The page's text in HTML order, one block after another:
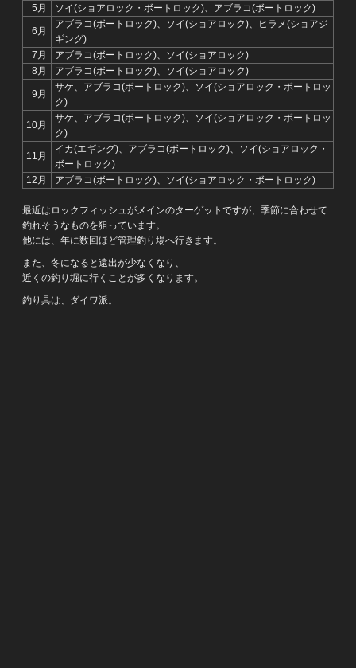
5月
ソイ(ショアロック・ボートロック)、アブラコ(ボートロック)
6月
アブラコ(ボートロック)、ソイ(ショアロック)、ヒラメ(ショアジ
ギング)
7月
アブラコ(ボートロック)、ソイ(ショアロック)
8月
アブラコ(ボートロック)、ソイ(ショアロック)
9月
サケ、アブラコ(ボートロック)、ソイ(ショアロック・ボートロッ
ク)
10月
サケ、アブラコ(ボートロック)、ソイ(ショアロック・ボートロッ
ク)
11月
イカ(エギング)、アブラコ(ボートロック)、ソイ(ショアロック・
ボートロック)
12月
アブラコ(ボートロック)、ソイ(ショアロック・ボートロック)
最近はロックフィッシュがメインのターゲットですが、季節に合わせて
釣れそうなものを狙っています。
他には、年に数回ほど管理釣り場へ行きます。
また、冬になると遠出が少なくなり、
近くの釣り堀に行くことが多くなります。
釣り具は、ダイワ派。